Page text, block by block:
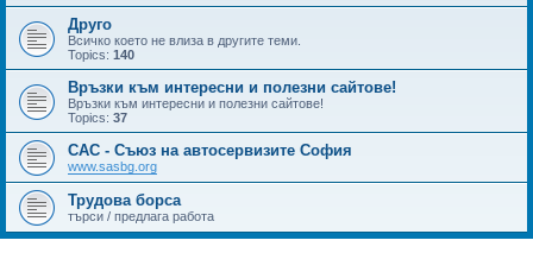
Друго
Всичко което не влиза в другите теми.
Topics: 140
Връзки към интересни и полезни сайтове!
Връзки към интересни и полезни сайтове!
Topics: 37
САС - Съюз на автосервизите София
www.sasbg.org
Трудова борса
търси / предлага работа